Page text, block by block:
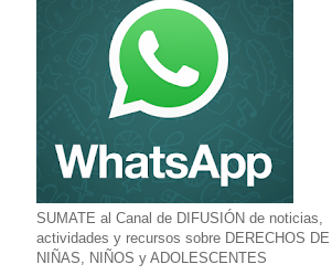
SUMATE al Canal de DIFUSIÓN de noticias,
actividades y recursos sobre DERECHOS DE
NIÑAS, NIÑOS y ADOLESCENTES